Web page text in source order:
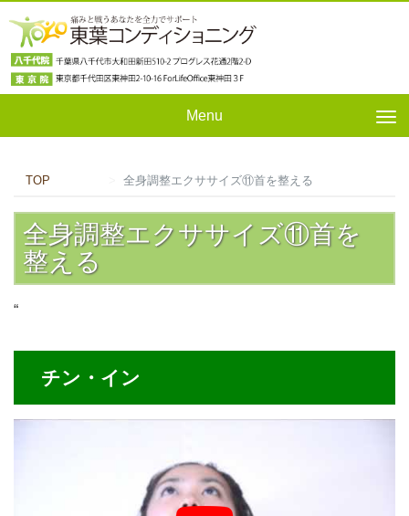
Menu
TOP 全身調整エクササイズ⑪首を整える
全身調整エクササイズ⑪首を
整える
“
チン・イン